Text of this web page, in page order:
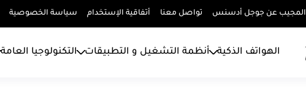
المجيب عن جوجل أدسنس تواصل معنا أتفاقية الإستخدام سياسة الخصوصية
الهواتف الذكية أنظمة التشغيل و التطبيقات التكنولوجيا العامة